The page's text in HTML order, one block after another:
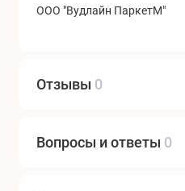
ООО "Вудлайн ПаркетМ"
Отзывы 0
Вопросы и ответы 0